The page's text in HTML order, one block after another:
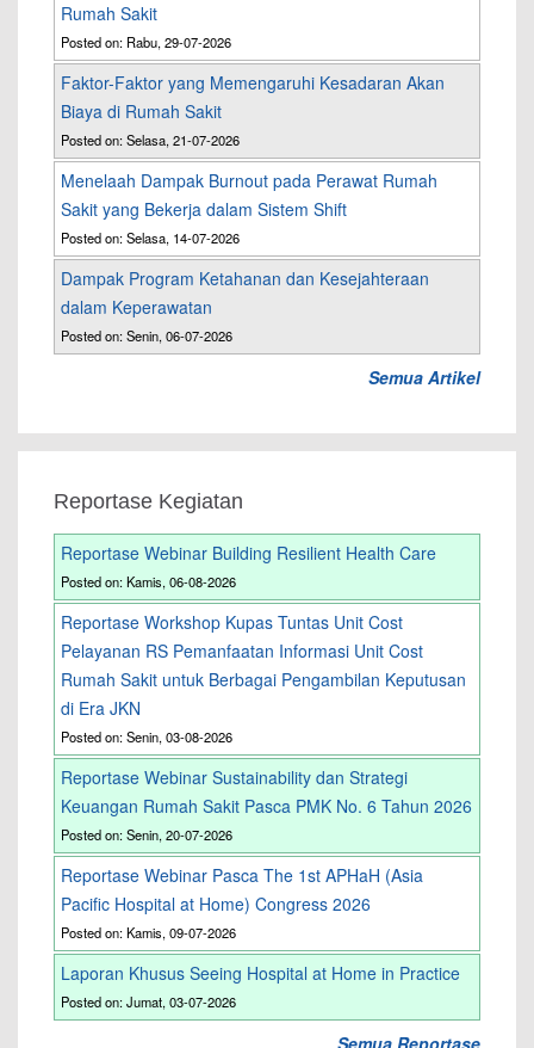
Rumah Sakit
Posted on: Rabu, 29-07-2026
Faktor-Faktor yang Memengaruhi Kesadaran Akan
Biaya di Rumah Sakit
Posted on: Selasa, 21-07-2026
Menelaah Dampak Burnout pada Perawat Rumah
Sakit yang Bekerja dalam Sistem Shift
Posted on: Selasa, 14-07-2026
Dampak Program Ketahanan dan Kesejahteraan
dalam Keperawatan
Posted on: Senin, 06-07-2026
Semua Artikel
Reportase Kegiatan
Reportase Webinar Building Resilient Health Care
Posted on: Kamis, 06-08-2026
Reportase Workshop Kupas Tuntas Unit Cost
Pelayanan RS Pemanfaatan Informasi Unit Cost
Rumah Sakit untuk Berbagai Pengambilan Keputusan
di Era JKN
Posted on: Senin, 03-08-2026
Reportase Webinar Sustainability dan Strategi
Keuangan Rumah Sakit Pasca PMK No. 6 Tahun 2026
Posted on: Senin, 20-07-2026
Reportase Webinar Pasca The 1st APHaH (Asia
Pacific Hospital at Home) Congress 2026
Posted on: Kamis, 09-07-2026
Laporan Khusus Seeing Hospital at Home in Practice
Posted on: Jumat, 03-07-2026